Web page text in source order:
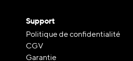
Support
Politique de confidentialité
CGV
Garantie